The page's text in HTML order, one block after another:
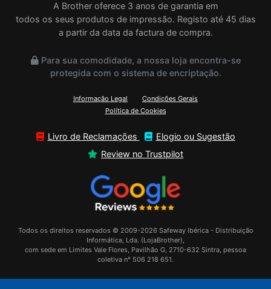
A Brother oferece 3 anos de garantia em
todos os seus produtos de impressão. Registo até 45 dias
a partir da data da factura de compra.
Para sua comodidade, a nossa loja encontra-se
protegida com o sistema de encriptação.
Informação Legal
Condições Gerais
Política de Cookies
Livro de Reclamações
Elogio ou Sugestão
Review no Trustpilot
Todos os direitos reservados © 2009-2026 Safeway Ibérica - Distribuição
Informática, Lda. (LojaBrother),
com sede em Limites Vale Flores, Pavilhão G, 2710-632 Sintra, pessoa
coletiva n° 506 218 651.